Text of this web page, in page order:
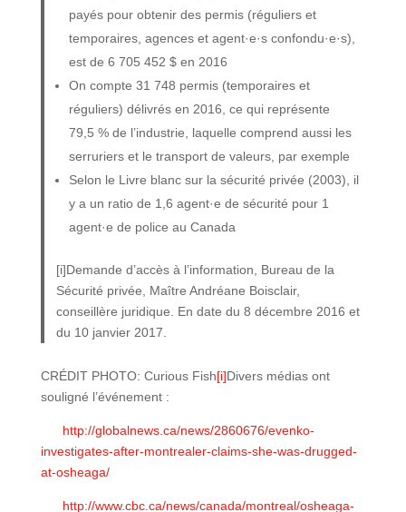
payés pour obtenir des permis (réguliers et
temporaires, agences et agent·e·s confondu·e·s),
est de 6 705 452 $ en 2016
On compte 31 748 permis (temporaires et
réguliers) délivrés en 2016, ce qui représente
79,5 % de l’industrie, laquelle comprend aussi les
serruriers et le transport de valeurs, par exemple
Selon le Livre blanc sur la sécurité privée (2003), il
y a un ratio de 1,6 agent·e de sécurité pour 1
agent·e de police au Canada
[i]Demande d’accès à l’information, Bureau de la
Sécurité privée, Maître Andréane Boisclair,
conseillère juridique. En date du 8 décembre 2016 et
du 10 janvier 2017.
CRÉDIT PHOTO: Curious Fish[i]Divers médias ont
souligné l’événement :
http://globalnews.ca/news/2860676/evenko-
investigates-after-montrealer-claims-she-was-drugged-
at-osheaga/
http://www.cbc.ca/news/canada/montreal/osheaga-